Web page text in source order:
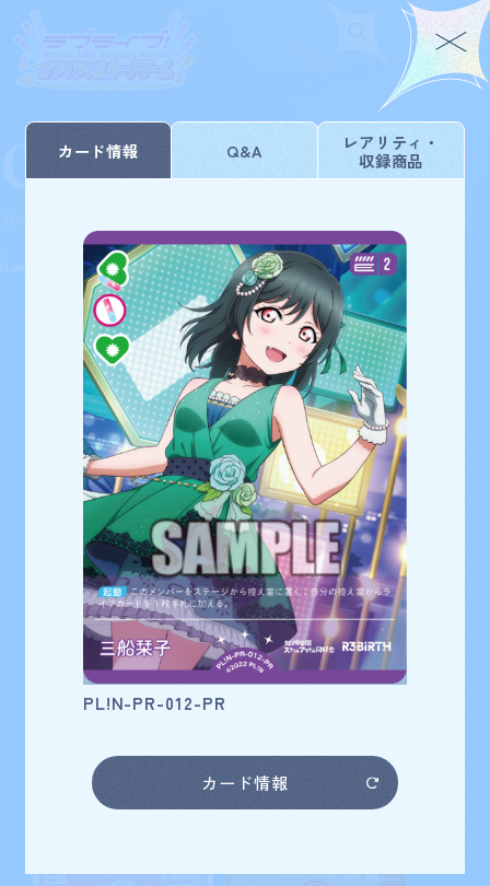
Home For Beginners
Schedule
スケジュール
Products
商品情報
Event Shop
お店を探す
Card List
カードを探す
Deck Recipe
デッキを作る/紹介/探す
Official
Card List
Card List PRカード
検索結果 223 件 検索条件を変更
PRカード
カード情報 Q&A
レアリティ・
収録商品
三船栞子
カード番号
PL!N-PR-012-PR
カード情報